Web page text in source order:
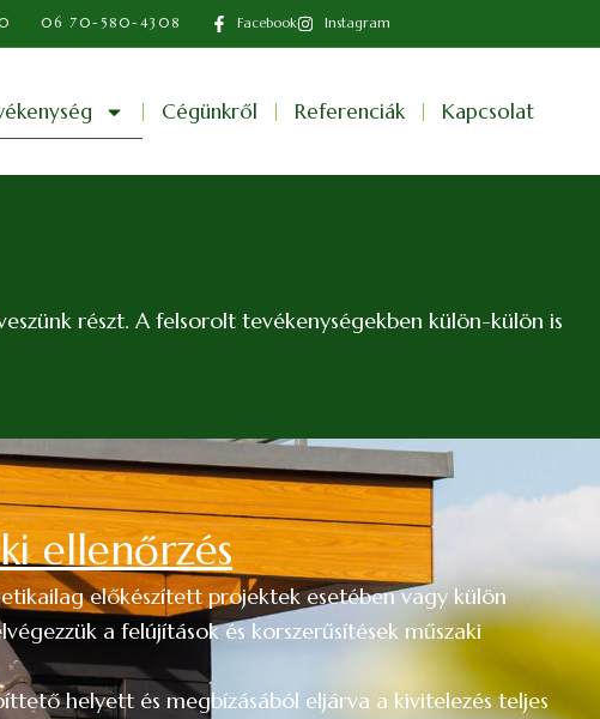
06 70-580-4308 Facebook Instagram
Cégünkről Referenciák Kapcsolat
részt. A felsorolt tevékenységekben külön-külön is
ellenőrzés
előkészített projektek esetében vagy külön
a felújítások és korszerűsítések műszaki
helyett és megbízásából eljárva a kivitelezés teljes